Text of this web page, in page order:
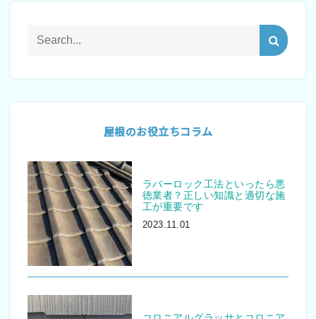
屋根のお役立ちコラム
ラバーロック工法といったら悪
徳業者？正しい知識と適切な施
工が重要です
2023.11.01